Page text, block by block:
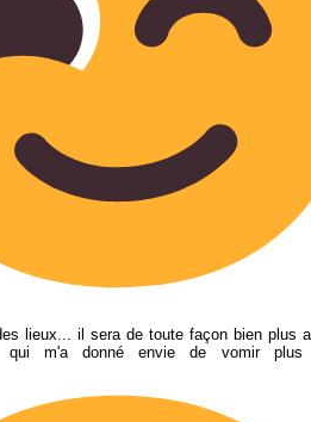
lieux... il sera de toute façon bien plus
m'a donné envie de vomir plus